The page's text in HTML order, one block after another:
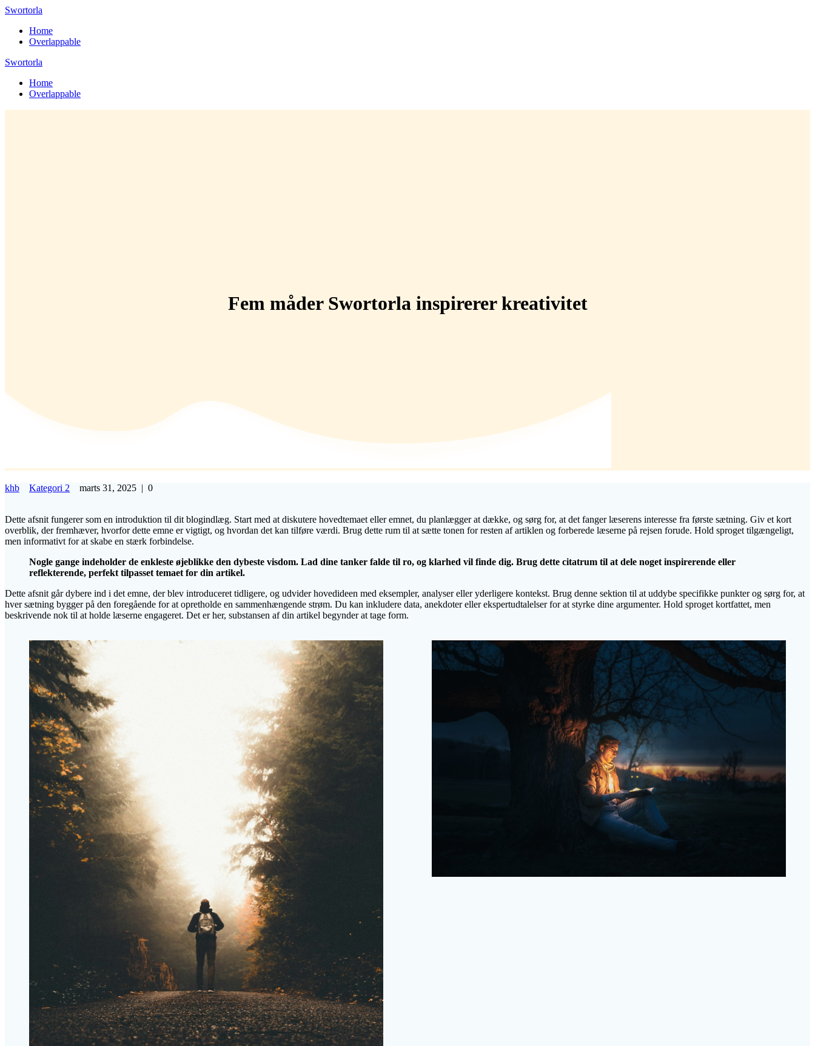
Skip
content
Swortorla
Home
Overlappable
Swortorla
Home
Overlappable
Fem måder Swortorla inspirerer kreativitet
khb Kategori 2 marts 31, 2025 | 0
Dette afsnit fungerer som en introduktion til dit blogindlæg. Start med at diskutere hovedtemaet eller emnet, du planlægger at dække, og sørg for, at det fanger læserens interesse fra første sætning. Giv et kort
overblik, der fremhæver, hvorfor dette emne er vigtigt, og hvordan det kan tilføre værdi. Brug dette rum til at sætte tonen for resten af artiklen og forberede læserne på rejsen forude. Hold sproget tilgængeligt,
men informativt for at skabe en stærk forbindelse.
Nogle gange indeholder de enkleste øjeblikke den dybeste visdom. Lad dine tanker falde til ro, og klarhed vil finde dig. Brug dette citatrum til at dele noget inspirerende eller
reflekterende, perfekt tilpasset temaet for din artikel.
Dette afsnit går dybere ind i det emne, der blev introduceret tidligere, og udvider hovedideen med eksempler, analyser eller yderligere kontekst. Brug denne sektion til at uddybe specifikke punkter og sørg for, at
hver sætning bygger på den foregående for at opretholde en sammenhængende strøm. Du kan inkludere data, anekdoter eller ekspertudtalelser for at styrke dine argumenter. Hold sproget kortfattet, men
beskrivende nok til at holde læserne engageret. Det er her, substansen af din artikel begynder at tage form.